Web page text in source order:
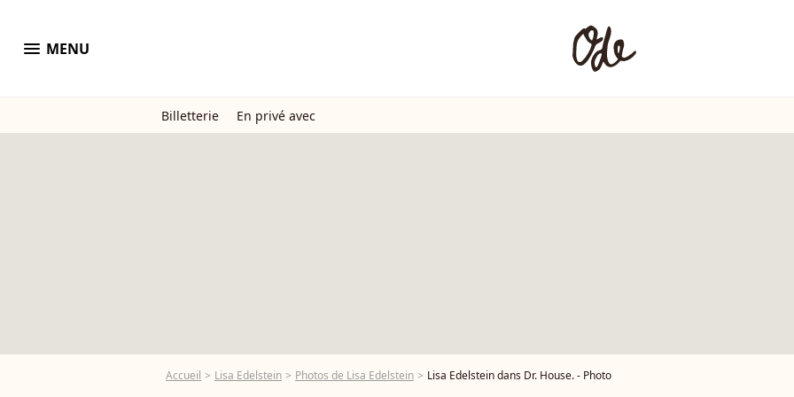
menu MENU
Billetterie En privé avec
Accueil Lisa Edelstein Photos de Lisa Edelstein Lisa Edelstein dans Dr. House. - Photo